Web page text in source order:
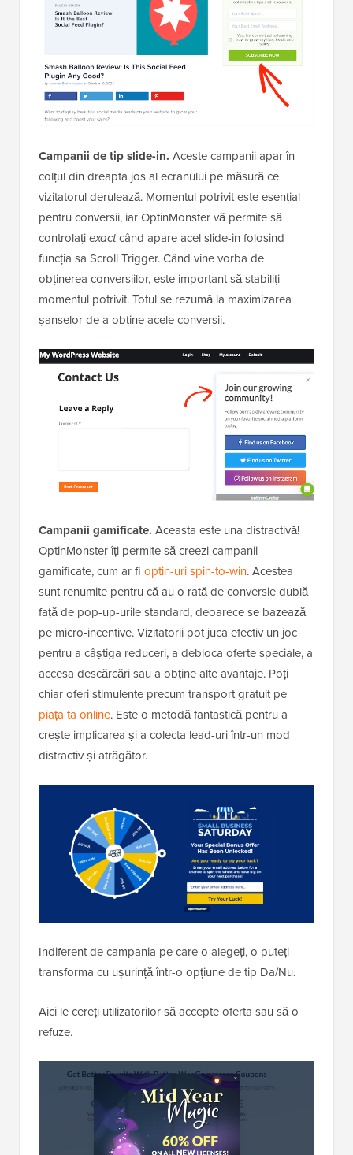
Campanii de tip slide-in. Aceste campanii apar în
colțul din dreapta jos al ecranului pe măsură ce
vizitatorul derulează. Momentul potrivit este esențial
pentru conversii, iar OptinMonster vă permite să
controlațiexactcând apare acel slide-in folosind
funcția sa Scroll Trigger. Când vine vorba de
obținerea conversiilor, este important să stabiliți
momentul potrivit. Totul se rezumă la maximizarea
șanselor de a obține acele conversii.
Campanii gamificate. Aceasta este una distractivă!
OptinMonster îți permite să creezi campanii
gamificate, cum ar fi optin-uri spin-to-win. Acestea
sunt renumite pentru că au o rată de conversie dublă
față de pop-up-urile standard, deoarece se bazează
pe micro-incentive. Vizitatorii pot juca efectiv un joc
pentru a câștiga reduceri, a debloca oferte speciale, a
accesa descărcări sau a obține alte avantaje. Poți
chiar oferi stimulente precum transport gratuit pe
piața ta online. Este o metodă fantastică pentru a
crește implicarea și a colecta lead-uri într-un mod
distractiv și atrăgător.
Indiferent de campania pe care o alegeți, o puteți
transforma cu ușurință într-o opțiune de tip Da/Nu.
Aici le cereți utilizatorilor să accepte oferta sau să o
refuze.